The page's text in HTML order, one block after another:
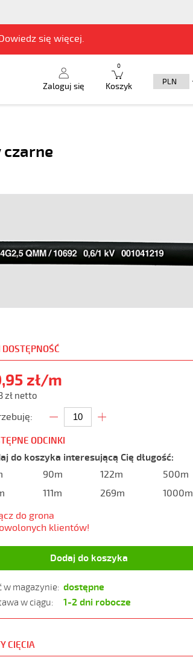
się więcej.
Zaloguj się Koszyk
0
czarne
zł/m
zł netto
ODCINKI
do koszyka interesującą Cię długość:
90m
111m
122m
269m
500m
1000m
do grona
klientów!
Dodaj do koszyka
w magazynie: dostępne
w ciągu: 1-2 dni robocze
CIĘCIA